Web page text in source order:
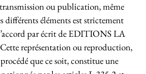
ou publication, même
différents éléments est strictement
par écrit de EDITIONS LA
représentation ou reproduction,
que ce soit, constitue une